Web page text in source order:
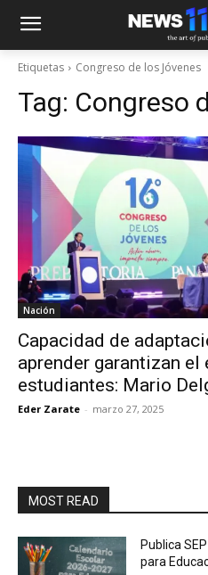
Etiquetas Congreso de los Jóvenes
Tag: Congreso
Nación
Capacidad de
aprender garantizan el
estudiantes: Mario
Eder Zarate - marzo 27, 2025
MOST READ
Publica
para